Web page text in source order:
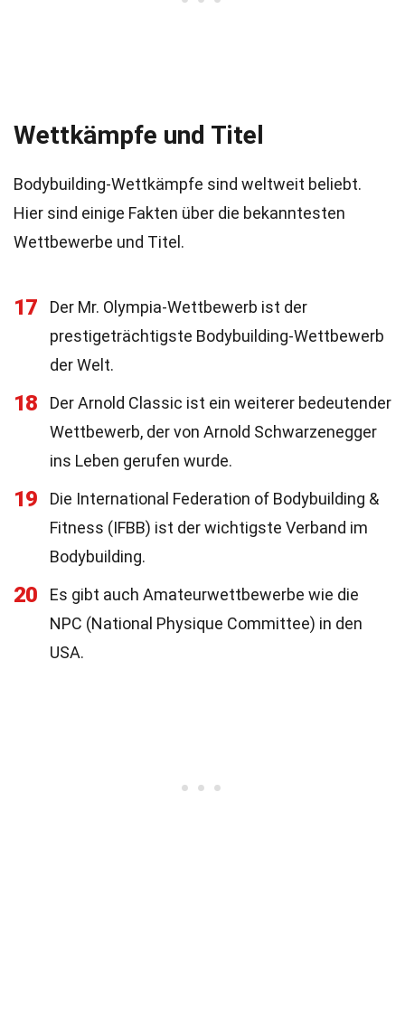
Wettkämpfe und Titel
Bodybuilding-Wettkämpfe sind weltweit beliebt.
Hier sind einige Fakten über die bekanntesten
Wettbewerbe und Titel.
17
Der Mr. Olympia-Wettbewerb ist der
prestigeträchtigste Bodybuilding-Wettbewerb
der Welt.
18
Der Arnold Classic ist ein weiterer bedeutender
Wettbewerb, der von Arnold Schwarzenegger
ins Leben gerufen wurde.
19
Die International Federation of Bodybuilding &
Fitness (IFBB) ist der wichtigste Verband im
Bodybuilding.
20
Es gibt auch Amateurwettbewerbe wie die
NPC (National Physique Committee) in den
USA.